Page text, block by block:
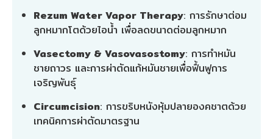
Rezum Water Vapor Therapy: การรักษาต่อม
ลูกหมากโตด้วยไอน้ำ เพื่อลดขนาดต่อมลูกหมาก
Vasectomy & Vasovasostomy: การทำหมัน
ชายถาวร และการผ่าตัดแก้หมันชายเพื่อฟื้นฟูการ
เจริญพันธุ์
Circumcision: การขริบหนังหุ้มปลายองคชาตด้วย
เทคนิคการผ่าตัดมาตรฐาน